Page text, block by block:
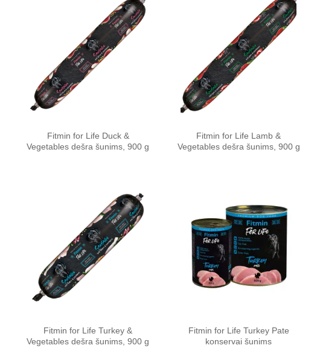
Fitmin for Life Duck &
Vegetables dešra šunims, 900 g
Fitmin for Life Lamb &
Vegetables dešra šunims, 900 g
Pamėgti
Fitmin for Life Turkey &
Vegetables dešra šunims, 900 g
Pamėgti
produktą
Fitmin for Life Turkey Pate
konservai šunims